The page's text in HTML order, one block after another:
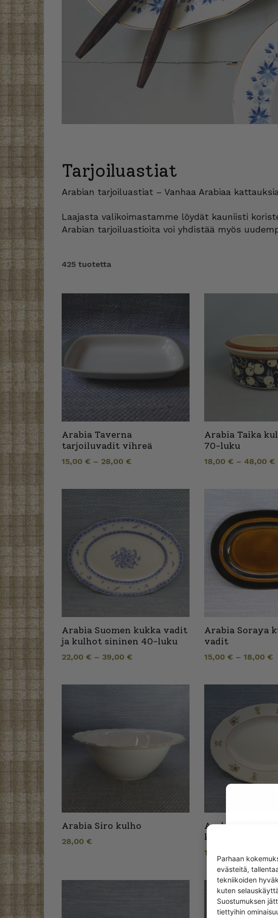
Parhaan
evästeitä,
tekniikoiden
kuten
Suostumuksen
tiettyihin
Tarjoiluastiat
Arabian tarjoiluastiat – Vanhaa Arabiaa
Laajasta valikoimastamme löydät kauniisti
Arabian tarjoiluastioita voi yhdistää myös
425 tuotetta
Arabia Taverna
tarjoiluvadit vihreä
15,00 € – 28,00 €
Arabia Taika
70-luku
18,00€ –48,00€
Arabia Suomen kukka vadit
ja kulhot sininen 40-luku
22,00 € – 39,00 €
Arabia Soraya
vadit
15,00€ –18,00€
Arabia Siro kulho
28,00 €
Arabia Sirkka
kulhot punainen
15,00